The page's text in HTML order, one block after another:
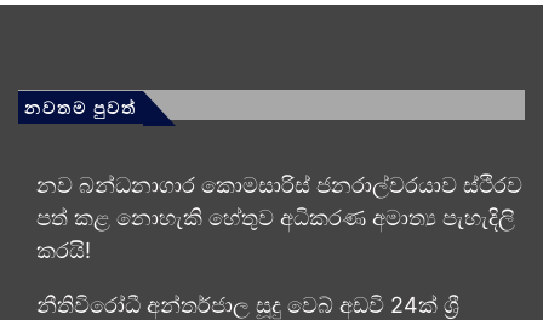
නවතම පුවත්
නව බන්ධනාගාර කොමසාරිස් ජනරාල්වරයාව ස්ථිරව
පත් කළ නොහැකි හේතුව අධිකරණ අමාත්‍ය පැහැදිලි
කරයි!
නීතිවිරෝධී අන්තර්ජාල සූදු වෙබ් අඩවි 24ක් ශ්‍රී